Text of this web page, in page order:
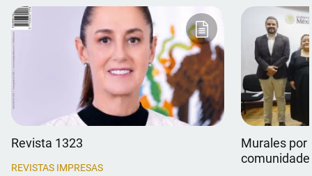
Revista 1323
REVISTAS IMPRESAS
Murales por